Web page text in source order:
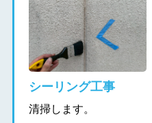
シーリング工事
清掃します。